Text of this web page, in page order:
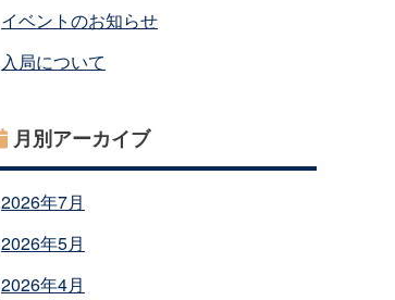
イベントのお知らせ
入局について
月別アーカイブ
2026年7月
2026年5月
2026年4月